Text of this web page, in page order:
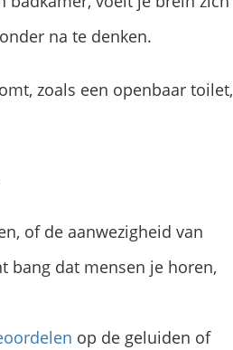
na te denken.
zoals een openbaar toilet,
of de aanwezigheid van
bang dat mensen je horen,
op de geluiden of